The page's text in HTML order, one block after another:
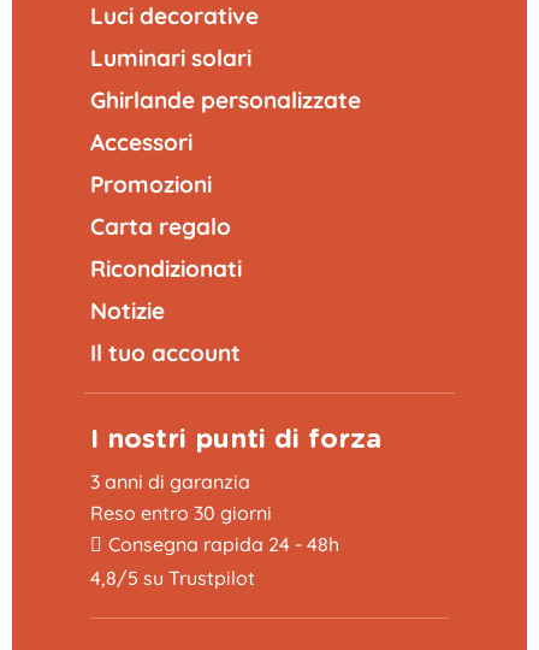
Luci decorative
Luminari solari
Ghirlande personalizzate
Accessori
Promozioni
Carta regalo
Ricondizionati
Notizie
Il tuo account
I nostri punti di forza
3 anni di garanzia
Reso entro 30 giorni
Consegna rapida 24 - 48h
4,8/5 su Trustpilot